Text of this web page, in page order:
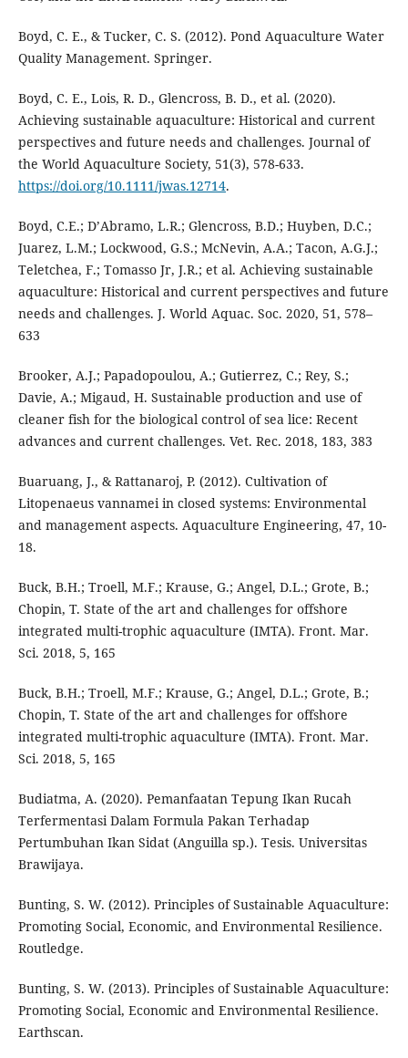
Boyd, C. E., & Tucker, C. S. (2012). Pond Aquaculture Water
Quality Management. Springer.
Boyd, C. E., Lois, R. D., Glencross, B. D., et al. (2020).
Achieving sustainable aquaculture: Historical and current
perspectives and future needs and challenges. Journal of
the World Aquaculture Society, 51(3), 578-633.
https://doi.org/10.1111/jwas.12714.
Boyd, C.E.; D’Abramo, L.R.; Glencross, B.D.; Huyben, D.C.;
Juarez, L.M.; Lockwood, G.S.; McNevin, A.A.; Tacon, A.G.J.;
Teletchea, F.; Tomasso Jr, J.R.; et al. Achieving sustainable
aquaculture: Historical and current perspectives and future
needs and challenges. J. World Aquac. Soc. 2020, 51, 578–
633
Brooker, A.J.; Papadopoulou, A.; Gutierrez, C.; Rey, S.;
Davie, A.; Migaud, H. Sustainable production and use of
cleaner fish for the biological control of sea lice: Recent
advances and current challenges. Vet. Rec. 2018, 183, 383
Buaruang, J., & Rattanaroj, P. (2012). Cultivation of
Litopenaeus vannamei in closed systems: Environmental
and management aspects. Aquaculture Engineering, 47, 10-
18.
Buck, B.H.; Troell, M.F.; Krause, G.; Angel, D.L.; Grote, B.;
Chopin, T. State of the art and challenges for offshore
integrated multi-trophic aquaculture (IMTA). Front. Mar.
Sci. 2018, 5, 165
Buck, B.H.; Troell, M.F.; Krause, G.; Angel, D.L.; Grote, B.;
Chopin, T. State of the art and challenges for offshore
integrated multi-trophic aquaculture (IMTA). Front. Mar.
Sci. 2018, 5, 165
Budiatma, A. (2020). Pemanfaatan Tepung Ikan Rucah
Terfermentasi Dalam Formula Pakan Terhadap
Pertumbuhan Ikan Sidat (Anguilla sp.). Tesis. Universitas
Brawijaya.
Bunting, S. W. (2012). Principles of Sustainable Aquaculture:
Promoting Social, Economic, and Environmental Resilience.
Routledge.
Bunting, S. W. (2013). Principles of Sustainable Aquaculture:
Promoting Social, Economic and Environmental Resilience.
Earthscan.